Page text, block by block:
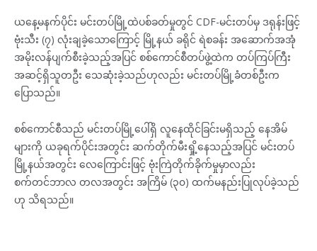
ယနေ့မနက်ပိုင်း မင်းတပ်မြို့ထဲပစ်ခတ်မှုတွင် CDF-မင်းတပ်မှ ဒရုန်းဖြင့်
ဗုံးသီး (၇) လုံးချခဲ့သောကြောင့် မြို့နယ် ခရိုင် ရဲစခန်း အဆောက်အအုံ
အမိုးလန်ပျက်စီးခဲ့သည့်အပြင် စစ်ကောင်စီတပ်ဖွဲ့ထဲက တပ်ကြပ်ကြီး
အဆင့်ရှိသူတဦး သေဆုံးခဲ့သည်ဟုလည်း မင်းတပ်မြို့ခံတစ်ဦးက
ပြောသည်။
စစ်ကောင်စီသည် မင်းတပ်မြို့ပေါ်ရှိ လူနေထိုင်ခြင်းမရှိသည့် နေအိမ်
များကို ယခုရက်ပိုင်းအတွင်း ဆက်တိုက်မီးရှို့နေသည့်အပြင် မင်းတပ်
မြို့နယ်အတွင်း လေကြောင်းဖြင့် ဗုံးကြဲတိုက်ခိုက်မှုမှာလည်း
စက်တင်ဘာလ တလအတွင်း အကြိမ် (၃၀) ထက်မနည်းပြုလုပ်ခဲ့သည်
ဟု သိရသည်။